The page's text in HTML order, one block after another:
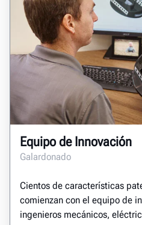
Equipo de Innovación
Galardonado
Cientos de características
comienzan con el equipo de
ingenieros mecánicos,